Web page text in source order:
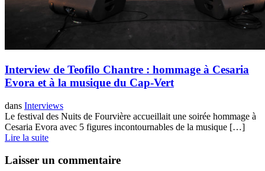
Interview de Teofilo Chantre : hommage à Cesaria
Evora et à la musique du Cap-Vert
dans Interviews
Le festival des Nuits de Fourvière accueillait une soirée hommage à
Cesaria Evora avec 5 figures incontournables de la musique […]
Lire la suite
Laisser un commentaire